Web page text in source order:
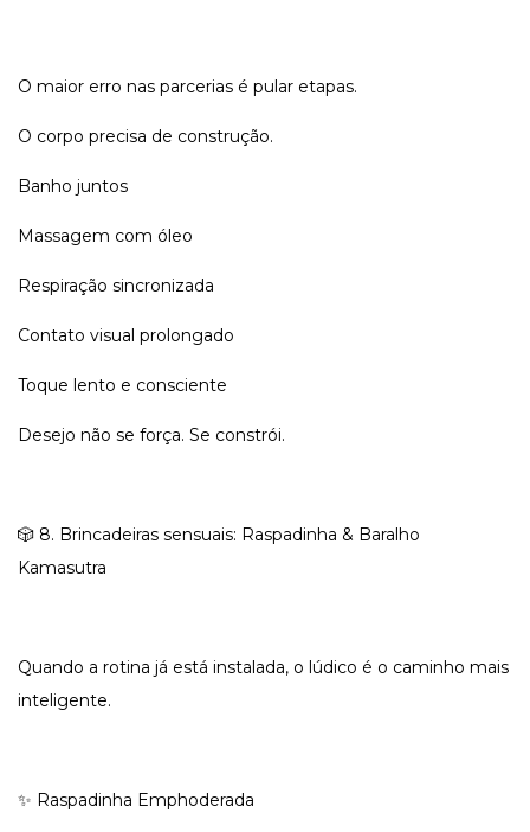
O maior erro nas parcerias é pular etapas.
O corpo precisa de construção.
Banho juntos
Massagem com óleo
Respiração sincronizada
Contato visual prolongado
Toque lento e consciente
Desejo não se força. Se constrói.
🎲 8. Brincadeiras sensuais: Raspadinha & Baralho
Kamasutra
Quando a rotina já está instalada, o lúdico é o caminho mais
inteligente.
✨ Raspadinha Emphoderada